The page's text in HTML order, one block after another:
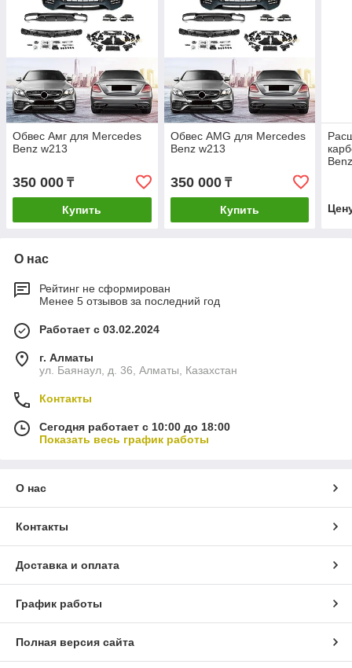
Обвес Амг для Mercedes
Benz w213
350 000 ₸
Купить
Обвес AMG для Mercedes
Benz w213
350 000₸
Купить
О нас
Рейтинг не сформирован
Менее 5 отзывов за последний год
Работает с 03.02.2024
г. Алматы
ул. Баянаул, д. 36, Алматы, Казахстан
Контакты
Сегодня работает с 10:00 до 18:00
Показать весь график работы
О нас
Контакты
Доставка и оплата
График работы
Полная версия сайта